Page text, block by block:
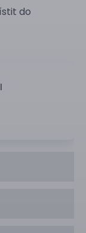
do